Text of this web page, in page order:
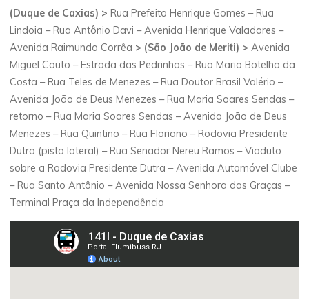
(Duque de Caxias) > Rua Prefeito Henrique Gomes – Rua
Lindoia – Rua Antônio Davi – Avenida Henrique Valadares –
Avenida Raimundo Corrêa > (São João de Meriti) > Avenida
Miguel Couto – Estrada das Pedrinhas – Rua Maria Botelho da
Costa – Rua Teles de Menezes – Rua Doutor Brasil Valério –
Avenida João de Deus Menezes – Rua Maria Soares Sendas –
retorno – Rua Maria Soares Sendas – Avenida João de Deus
Menezes – Rua Quintino – Rua Floriano – Rodovia Presidente
Dutra (pista lateral) – Rua Senador Nereu Ramos – Viaduto
sobre a Rodovia Presidente Dutra – Avenida Automóvel Clube
– Rua Santo Antônio – Avenida Nossa Senhora das Graças –
Terminal Praça da Independência